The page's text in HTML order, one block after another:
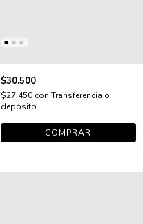
$30.500
$27.450 con Transferencia o
depósito